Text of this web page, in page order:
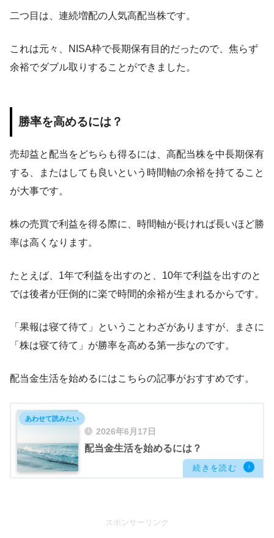
二つ目は、連続増配の人気高配当株です。
これは元々、NISA枠で長期保有目的だったので、焦らず
余裕でダブル取りすることができました。
勝率を高めるには？
売却益と配当をどちらも得るには、高配当株を中長期保有
する、またはしても良いという時間軸の余裕を持てること
が大事です。
株の売買で利益を得る際に、時間軸が長ければ長いほど勝
率は高くなります。
たとえば、1年で利益を出すのと、10年で利益を出すのと
では後者が圧倒的に楽で時間的余裕が生まれるからです。
「果報は寝て待て」ということわざがありますが、まさに
「株は寝て待て」が勝率を高める第一歩なのです。
配当金生活を始めるにはこちらの記事がおすすめです。
2026年6月17日
配当金生活を始めるには？
スポンサーリンク